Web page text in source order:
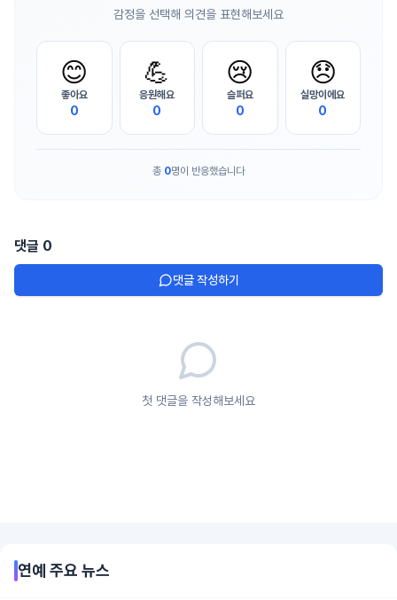
감정을 선택해 의견을 표현해보세요
😊
좋아요
0
💪
응원해요
0
😢
슬퍼요
0
😞
실망이에요
0
총 0명이 반응했습니다
댓글 0
댓글 작성하기
첫 댓글을 작성해보세요
연예 주요 뉴스